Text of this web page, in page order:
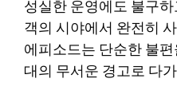
성실한 운영에도 불구
객의 시야에서 완전히
에피소드는 단순한 불
대의 무서운 경고로 다